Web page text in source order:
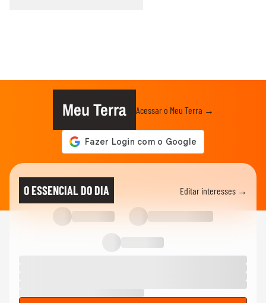
Meu Terra Acessar o Meu Terra →
O ESSENCIAL DO DIA Editar interesses →